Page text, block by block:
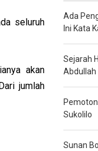
seluruh
akan
jumlah
Ada
Ini Kata
Sejarah
Abdullah
Sukolilo
Sunan